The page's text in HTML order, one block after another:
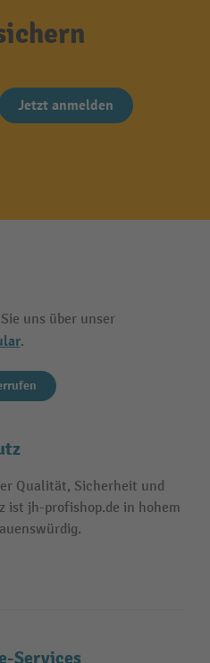
Jetzt anmelden
uns über unser
.
Qualität, Sicherheit und
ist jh-profishop.de in hohem
Services